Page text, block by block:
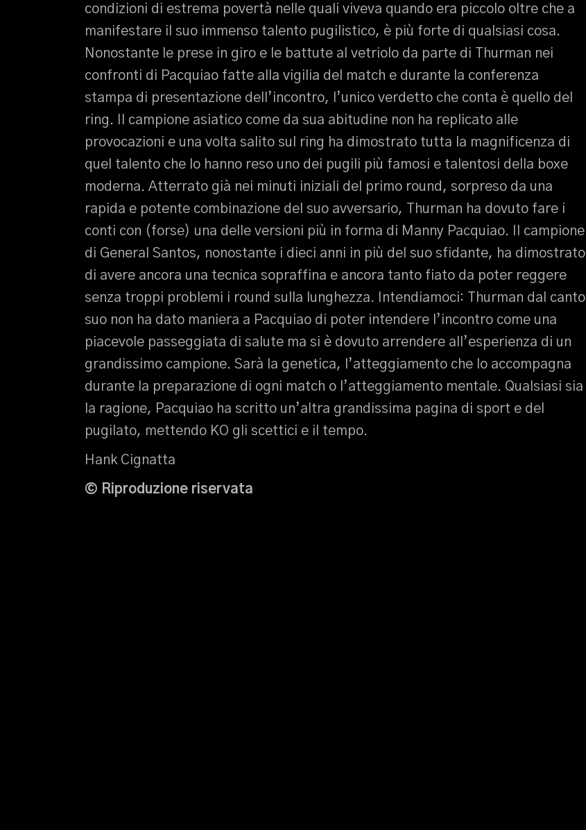
condizioni di estrema povertà nelle quali viveva quando era piccolo oltre che a
manifestare il suo immenso talento pugilistico, è più forte di qualsiasi cosa.
Nonostante le prese in giro e le battute al vetriolo da parte di Thurman nei
confronti di Pacquiao fatte alla vigilia del match e durante la conferenza
stampa di presentazione dell’incontro, l’unico verdetto che conta è quello del
ring. Il campione asiatico come da sua abitudine non ha replicato alle
provocazioni e una volta salito sul ring ha dimostrato tutta la magnificenza di
quel talento che lo hanno reso uno dei pugili più famosi e talentosi della boxe
moderna. Atterrato già nei minuti iniziali del primo round, sorpreso da una
rapida e potente combinazione del suo avversario, Thurman ha dovuto fare i
conti con (forse) una delle versioni più in forma di Manny Pacquiao. Il campione
di General Santos, nonostante i dieci anni in più del suo sfidante, ha dimostrato
di avere ancora una tecnica sopraffina e ancora tanto fiato da poter reggere
senza troppi problemi i round sulla lunghezza. Intendiamoci: Thurman dal canto
suo non ha dato maniera a Pacquiao di poter intendere l’incontro come una
piacevole passeggiata di salute ma si è dovuto arrendere all’esperienza di un
grandissimo campione. Sarà la genetica, l’atteggiamento che lo accompagna
durante la preparazione di ogni match o l’atteggiamento mentale. Qualsiasi sia
la ragione, Pacquiao ha scritto un’altra grandissima pagina di sport e del
pugilato, mettendo KO gli scettici e il tempo.
Hank Cignatta
© Riproduzione riservata